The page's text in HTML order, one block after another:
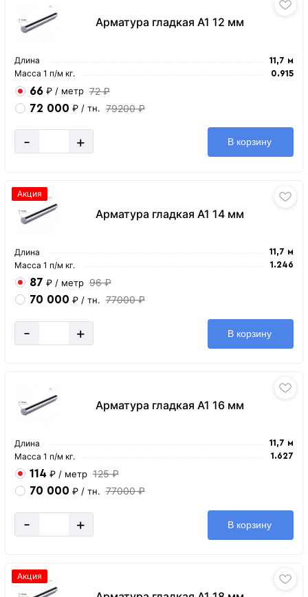
Арматура гладкая А1 12 мм
Длина 11,7 м
Масса 1 п/м кг. 0.915
66 ₽ / метр 72 ₽
72 000 ₽ / тн. 79200 ₽
- + В корзину
Арматура гладкая А1 14 мм
Акция
Длина 11,7 м
Масса 1 п/м кг. 1.246
87 ₽ / метр 96 ₽
70 000 ₽ / тн. 77000 ₽
- + В корзину
Арматура гладкая А1 16 мм
Длина 11,7 м
Масса 1 п/м кг. 1.627
114 ₽ / метр 125 ₽
70 000 ₽ / тн. 77000 ₽
- + В корзину
Акция